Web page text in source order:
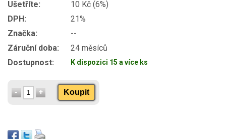
Ušetříte:
10 Kč (6%)
DPH:
21%
Značka:
--
Záruční doba:
24 měsíců
Dostupnost:
K dispozici 15 a více ks
Koupit